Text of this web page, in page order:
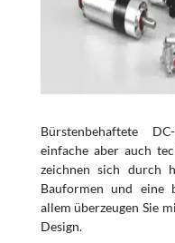
Bürstenbehaftete
einfache aber auch
zeichnen sich durch
Bauformen und eine
allem überzeugen Sie
Design.